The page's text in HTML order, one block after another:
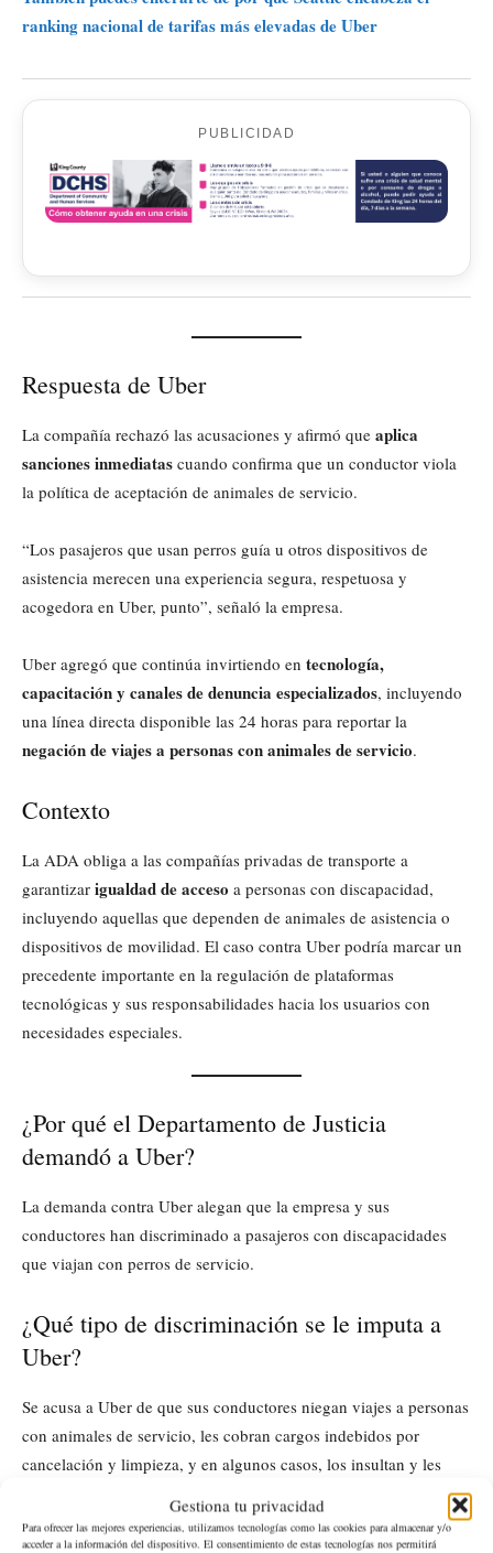
Gestiona tu privacidad
Para ofrecer las mejores experiencias, utilizamos tecnologías como las cookies para almacenar y/o
acceder a la información del dispositivo. El consentimiento de estas tecnologías nos permitirá
ranking nacional de tarifas más elevadas de Uber
PUBLICIDAD
Respuesta de Uber
La compañía rechazó las acusaciones y afirmó que aplica
sanciones inmediatas cuando confirma que un conductor viola
la política de aceptación de animales de servicio.
“Los pasajeros que usan perros guía u otros dispositivos de
asistencia merecen una experiencia segura, respetuosa y
acogedora en Uber, punto”, señaló la empresa.
Uber agregó que continúa invirtiendo en tecnología,
capacitación y canales de denuncia especializados, incluyendo
una línea directa disponible las 24 horas para reportar la
negación de viajes a personas con animales de servicio.
Contexto
La ADA obliga a las compañías privadas de transporte a
garantizar igualdad de acceso a personas con discapacidad,
incluyendo aquellas que dependen de animales de asistencia o
dispositivos de movilidad. El caso contra Uber podría marcar un
precedente importante en la regulación de plataformas
tecnológicas y sus responsabilidades hacia los usuarios con
necesidades especiales.
¿Por qué el Departamento de Justicia
demandó a Uber?
La demanda contra Uber alegan que la empresa y sus
conductores han discriminado a pasajeros con discapacidades
que viajan con perros de servicio.
¿Qué tipo de discriminación se le imputa a
Uber?
Se acusa a Uber de que sus conductores niegan viajes a personas
con animales de servicio, les cobran cargos indebidos por
cancelación y limpieza, y en algunos casos, los insultan y les